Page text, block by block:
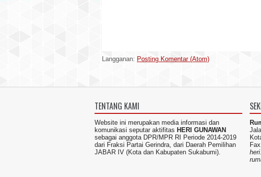
Langganan: Posting Komentar (Atom)
TENTANG KAMI
Website ini merupakan media informasi dan
komunikasi seputar aktifitas HERI GUNAWAN
sebagai anggota DPR/MPR RI Periode 2014-2019
dari Fraksi Partai Gerindra, dari Daerah Pemilihan
JABAR IV (Kota dan Kabupaten Sukabumi).